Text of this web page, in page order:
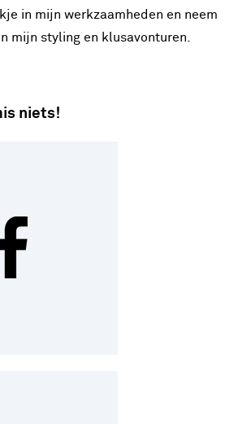
in mijn werkzaamheden en neem
mijn styling en klusavonturen.
niets!